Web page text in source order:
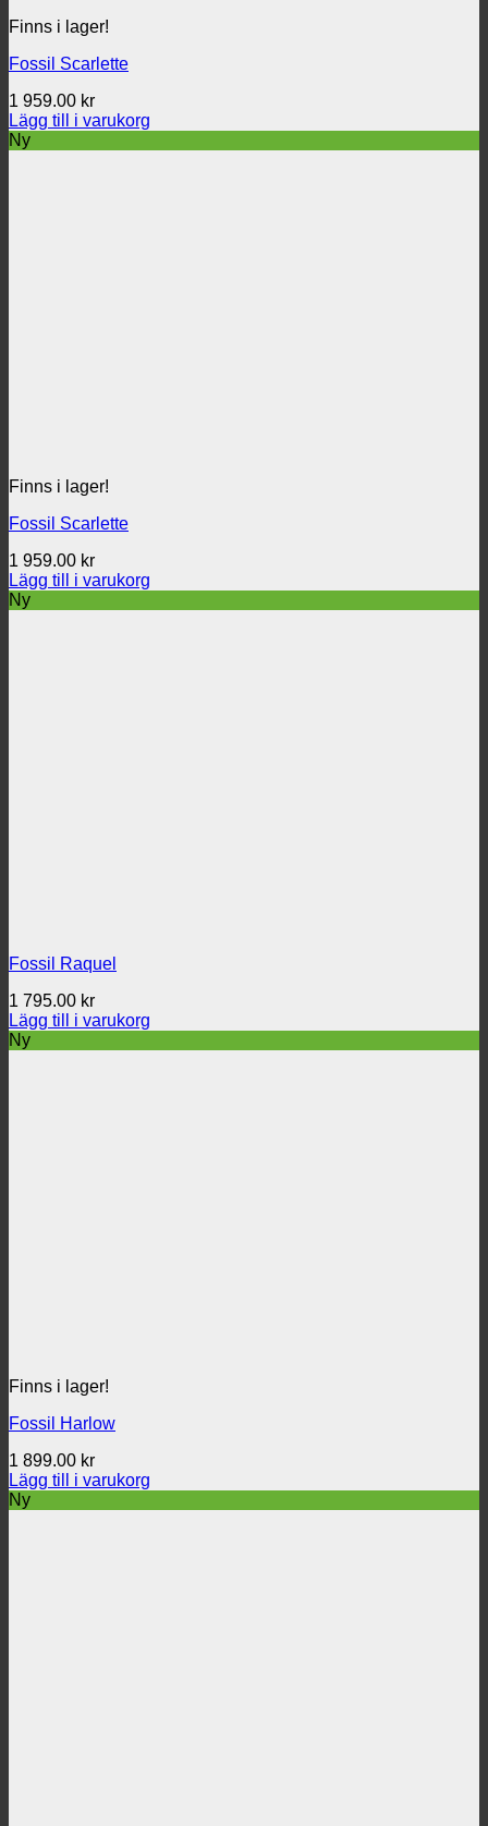
Finns i lager!
Fossil Scarlette
1 959.00 kr
Lägg till i varukorg
Ny
Finns i lager!
Fossil Scarlette
1 959.00 kr
Lägg till i varukorg
Ny
Fossil Raquel
1 795.00 kr
Lägg till i varukorg
Ny
Finns i lager!
Fossil Harlow
1 899.00 kr
Lägg till i varukorg
Ny